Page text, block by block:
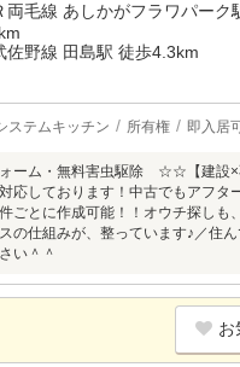
両毛線 あしかがフラワパーク
佐野線 田島駅 徒歩4.3km
ステムキッチン 所有権 即入居
ム・無料害虫駆除 ☆☆【建設×不
応しております！中古でもアフ
ごとに作成可能！！オウチ探し
の仕組みが、整っています♪／住
い＾＾
お